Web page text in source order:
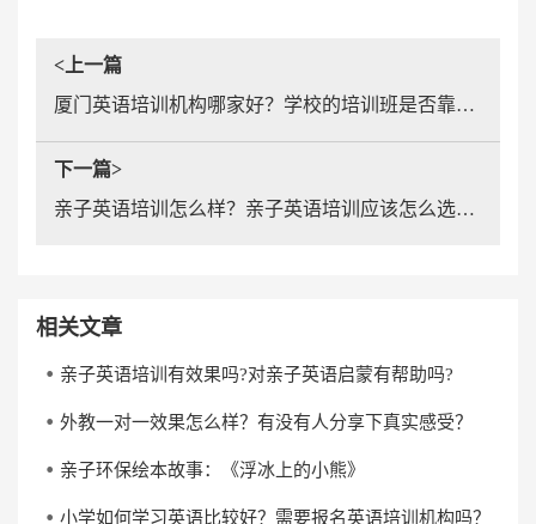
<上一篇
厦门英语培训机构哪家好？学校的培训班是否靠谱呢？
下一篇>
亲子英语培训怎么样？亲子英语培训应该怎么选择才好？
相关文章
亲子英语培训有效果吗?对亲子英语启蒙有帮助吗?
外教一对一效果怎么样？有没有人分享下真实感受？
亲子环保绘本故事：《浮冰上的小熊》
小学如何学习英语比较好？需要报名英语培训机构吗？